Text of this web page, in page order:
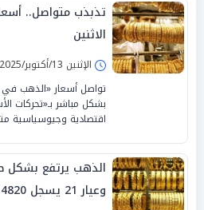
تذبذب متواصل..
الاثنين
الإثنين 13/أكتوبر/2025 - 12:33 ص
تواصل أسعار «الذهب في
بشكل مباشر بـ«تحركات
اقتصادية وجيوسياسية
الذهب يرتفع بشكل
وعيار 21 يسجل 4820 جنيها